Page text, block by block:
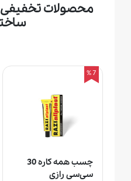
محصولات
چسب همه کاره 30
سی‌سی رازی
7 %